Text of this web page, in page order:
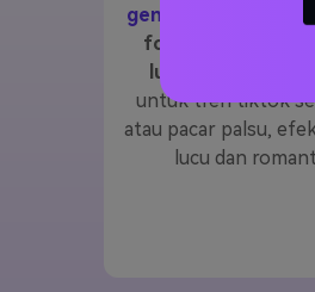
generator video
,
foto menjadi
lucu!) dari
untuk tren tiktok
atau pacar palsu,
lucu dan